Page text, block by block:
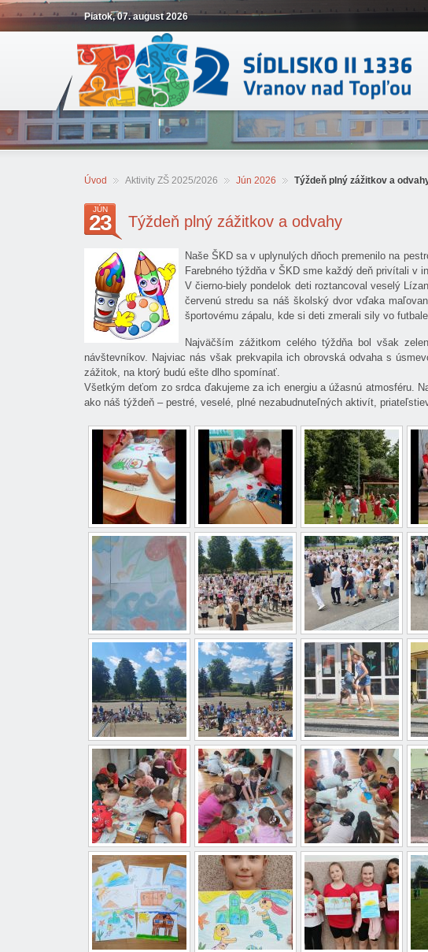
Piatok, 07. august 2026
Úvod Aktivity ZŠ 2025/2026 Jún 2026 Týždeň plný zážitkov a
JÚN
23 Týždeň plný zážitkov a odvahy
Naše ŠKD sa v uplynulých dňoch premenilo na
Farebného týždňa v ŠKD sme každý deň privítali v
V čierno-biely pondelok deti roztancoval veselý
červenú stredu sa náš školský dvor vďaka
športovému zápalu, kde si deti zmerali sily vo
Najväčším zážitkom celého týždňa bol však
návštevníkov. Najviac nás však prekvapila ich obrovská odvaha s
zážitok, na ktorý budú ešte dlho spomínať.
Všetkým deťom zo srdca ďakujeme za ich energiu a úžasnú atmosféru.
ako náš týždeň – pestré, veselé, plné nezabudnuteľných aktivít,